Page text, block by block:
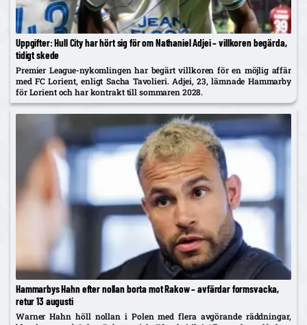
Uppgifter: Hull City har hört sig för om Nathaniel Adjei – villkoren begärda,
tidigt skede
Premier League-nykomlingen har begärt villkoren för en möjlig affär
med FC Lorient, enligt Sacha Tavolieri. Adjei, 23, lämnade Hammarby
för Lorient och har kontrakt till sommaren 2028.
Hammarbys Hahn efter nollan borta mot Rakow – avfärdar formsvacka,
retur 13 augusti
Warner Hahn höll nollan i Polen med flera avgörande räddningar,